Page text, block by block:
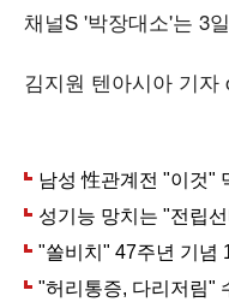
채널S '박장대소'는 3
김지원 텐아시아 기자